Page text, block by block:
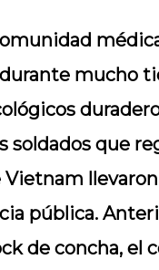
mucho
soldados que
Vietnam
pública.
de concha, el